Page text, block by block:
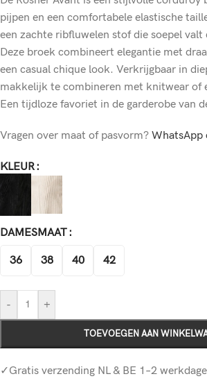
pijpen en een comfortabele elastische
een zachte ribfluwelen stof die soepel valt
Deze broek combineert elegantie met
een casual chique look. Verkrijgbaar in
makkelijk te combineren met knitwear of
Een tijdloze favoriet in de garderobe van
Vragen over maat of pasvorm? WhatsApp
KLEUR
DAMESMAAT
36 38 40 42
- +
TOEVOEGEN AAN
✓Gratis verzending NL & BE 1–2